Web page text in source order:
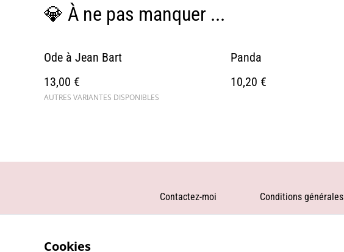
💎 À ne pas manquer ...
Ode à Jean Bart
13,00 €
AUTRES VARIANTES DISPONIBLES
Panda
10,20 €
Contactez-moi Conditions générales
Cookies